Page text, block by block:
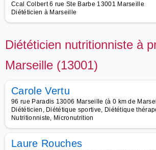
Ccal Colbert 6 rue Ste Barbe 13001 Marseille
Diététicien à Marseille
Diététicien nutritionniste à
Marseille (13001)
Carole Vertu
96 rue Paradis 13006 Marseille (à 0 km de
Diététicien, Diététique sportive, Diététique
Nutritionniste, Micronutrition
Laure Rouches